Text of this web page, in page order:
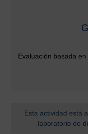
Evaluación basada
Esta actividad está
laboratorio de